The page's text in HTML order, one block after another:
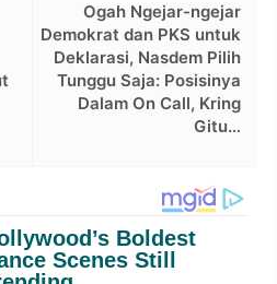
Ogah Ngejar-ngejar
Demokrat dan PKS untuk
Deklarasi, Nasdem Pilih
Tunggu Saja: Posisinya
Dalam On Call, Kring
Gitu…